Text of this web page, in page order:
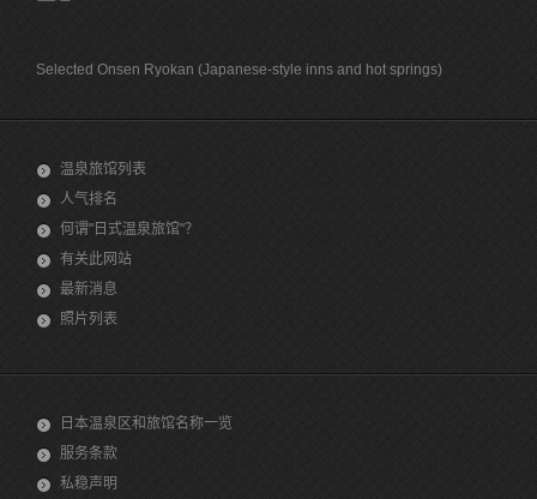
Selected Onsen Ryokan (Japanese-style inns and hot springs)
温泉旅馆列表
人气排名
何谓"日式温泉旅馆"？
有关此网站
最新消息
照片列表
日本温泉区和旅馆名称一览
服务条款
私稳声明